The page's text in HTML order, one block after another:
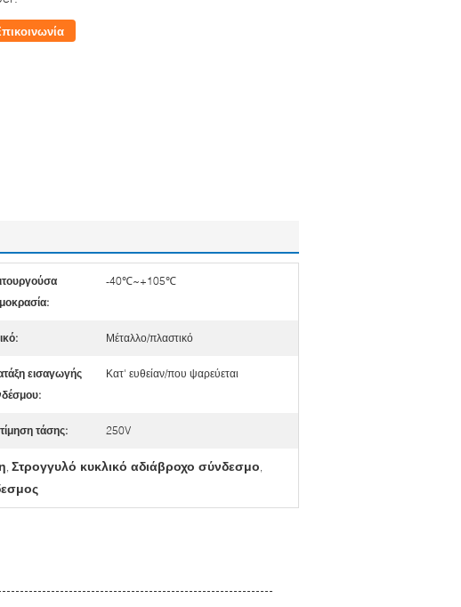
-40℃~+105℃
Μέταλλο/πλαστικό
εισαγωγής
Κατ' ευθείαν/που ψαρεύεται
τάσης: 250V
, Στρογγυλό κυκλικό αδιάβροχο σύνδεσμο,